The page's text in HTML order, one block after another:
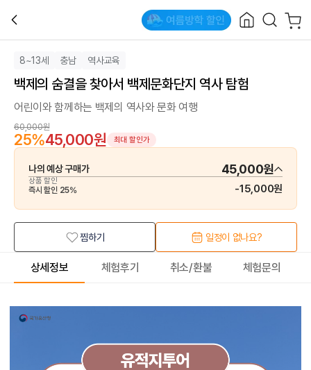
8~13세 충남 역사교육
백제의 숨결을 찾아서 백제문화단지 역사 탐험
어린이와 함께하는 백제의 역사와 문화 여행
60,000원
25%45,000원 최대 할인가
나의 예상 구매가 45,000원
상품 할인
즉시 할인 25% -15,000원
찜하기 일정이 없나요?
상세정보 체험후기 취소/환불 체험문의